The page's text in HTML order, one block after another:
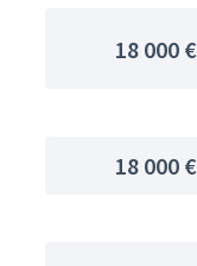
18 000 €
18 000 €